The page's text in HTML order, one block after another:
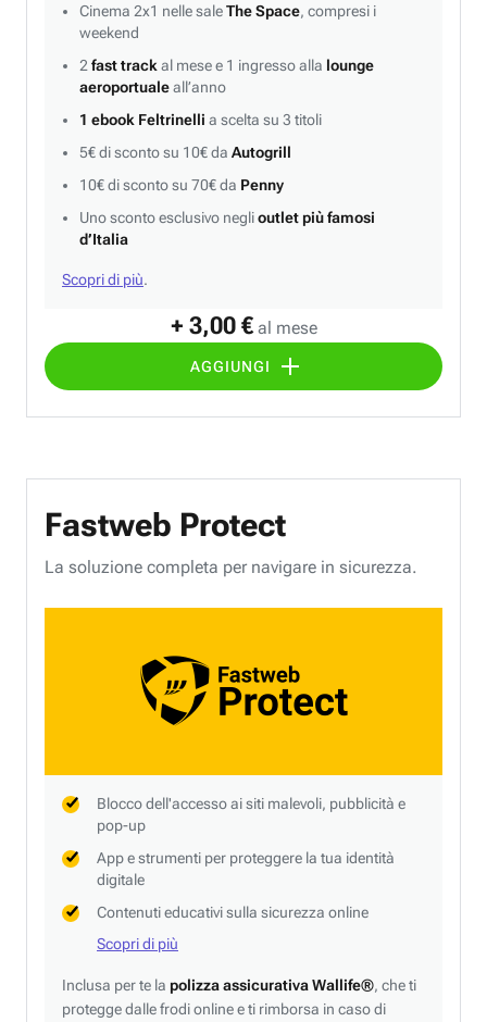
+ 3,00 € al mese
AGGIUNGI
Cinema 2x1 nelle saleThe Space, compresi i
weekend
2 fast track al mese e 1 ingresso alla lounge
aeroportualeall’anno
1 ebook Feltrinelli a scelta su 3 titoli
5€ di sconto su 10€ da Autogrill
10€ di sconto su 70€ da Penny
Uno sconto esclusivo neglioutlet più famosi
d’Italia
Scopri di più.
Fastweb Protect
La soluzione completa per navigare in sicurezza.
Blocco dell'accesso ai siti malevoli, pubblicità e
pop-up
App e strumenti per proteggere la tua identità
digitale
Contenuti educativi sulla sicurezza online
Scopri di più
Inclusa per te la polizza assicurativa Wallife®, che ti
protegge dalle frodi online e ti rimborsa in caso di